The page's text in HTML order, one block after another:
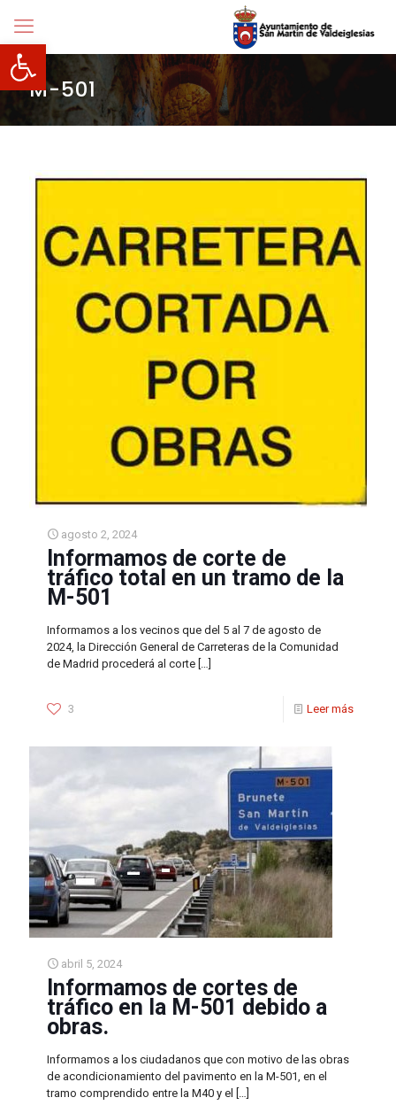
Abrir barra de herramientas
M-501
agosto 2, 2024
Informamos de corte de
tráfico total en un tramo de la
M-501
Informamos a los vecinos que del 5 al 7 de agosto de
2024, la Dirección General de Carreteras de la Comunidad
de Madrid procederá al corte […]
3 Leer más
abril 5, 2024
Informamos de cortes de
tráfico en la M-501 debido a
obras.
Informamos a los ciudadanos que con motivo de las obras
de acondicionamiento del pavimento en la M-501, en el
tramo comprendido entre la M40 y el
[…]